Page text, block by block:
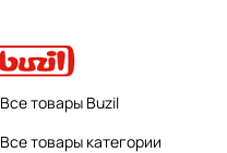
Все товары Buzil
Все товары категории